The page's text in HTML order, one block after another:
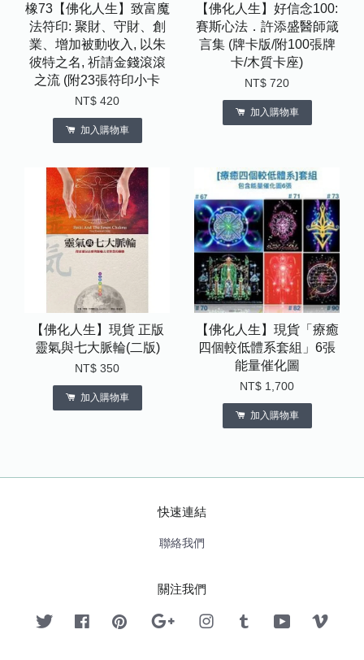
橡73【佛化人生】致富魔
法符印: 聚財、守財、創
業、增加被動收入, 以朱
彼特之名, 祈請金錢滾滾
之流 (附23張符印小卡
NT$ 420
加入購物車
【佛化人生】好信念100:
賽斯心法．許添盛醫師箴
言集 (牌卡版/附100張牌
卡/木質卡座)
NT$ 720
加入購物車
【佛化人生】現貨 正版
靈氣與七大脈輪(二版)
NT$ 350
加入購物車
【佛化人生】現貨「療癒
四個較低體系套組」6張
能量催化圖
NT$ 1,700
加入購物車
快速連結
聯絡我們
關注我們
Twitter FacebookPinterest Google InstagramTumblr YouTube